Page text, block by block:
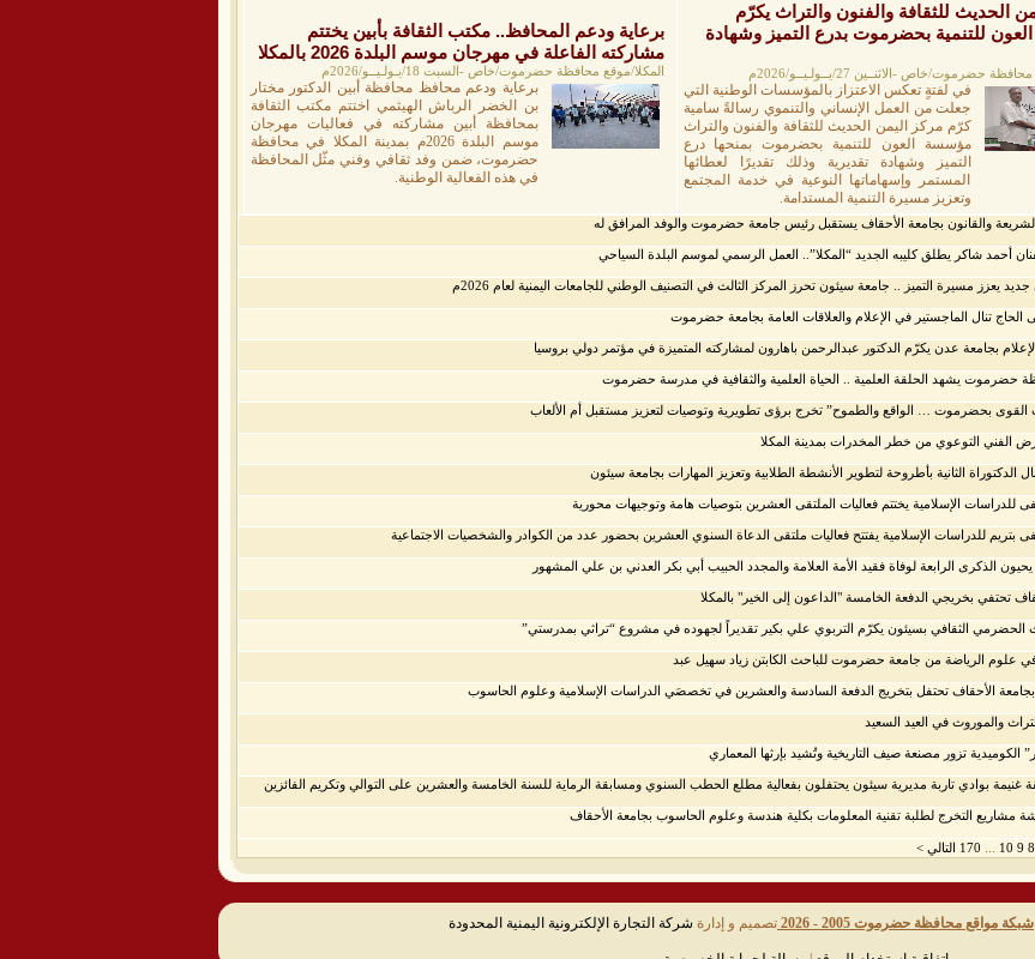
الحديث للثقافة والفنون والتراث يكرّم
للتنمية بحضرموت بدرع التميز وشهادة
حضرموت/خاص -الاثنــين 27/يــولـيــو/2026م
في لفتةٍ تعكس الاعتزاز بالمؤسسات الوطنية التي
جعلت من العمل الإنساني والتنموي رسالةً سامية
كرّم مركز اليمن الحديث للثقافة والفنون والتراث
مؤسسة العون للتنمية بحضرموت بمنحها درع
التميز وشهادة تقديرية وذلك تقديرًا لعطائها
المستمر وإسهاماتها النوعية في خدمة المجتمع
وتعزيز مسيرة التنمية المستدامة.
برعاية ودعم المحافظ.. مكتب الثقافة بأبين يختتم
مشاركته الفاعلة في مهرجان موسم البلدة 2026 بالمكلا
المكلا/موقع محافظة حضرموت/خاص -السبت 18/يـولـيــو/2026م
برعاية ودعم محافظ محافظة أبين الدكتور مختار
بن الخضر الرباش الهيثمي اختتم مكتب الثقافة
بمحافظة أبين مشاركته في فعاليات مهرجان
موسم البلدة 2026م بمدينة المكلا في محافظة
حضرموت، ضمن وفد ثقافي وفني مثّل المحافظة
في هذه الفعالية الوطنية.
والقانون بجامعة الأحقاف يستقبل رئيس جامعة حضرموت والوفد المرافق له
أحمد شاكر يطلق كليبه الجديد “المكلا”.. العمل الرسمي لموسم البلدة السياحي
يعزز مسيرة التميز .. جامعة سيئون تحرز المركز الثالث في التصنيف الوطني للجامعات اليمنية لعام 2026م
الحاج تنال الماجستير في الإعلام والعلاقات العامة بجامعة حضرموت
بجامعة عدن يكرّم الدكتور عبدالرحمن باهارون لمشاركته المتميزة في مؤتمر دولي بروسيا
حضرموت يشهد الحلقة العلمية .. الحياة العلمية والثقافية في مدرسة حضرموت
القوى بحضرموت … الواقع والطموح” تخرج برؤى تطويرية وتوصيات لتعزيز مستقبل أم الألعاب
الفني التوعوي من خطر المخدرات بمدينة المكلا
الدكتوراة الثانية بأطروحة لتطوير الأنشطة الطلابية وتعزيز المهارات بجامعة سيئون
للدراسات الإسلامية يختتم فعاليات الملتقى العشرين بتوصيات هامة وتوجيهات محورية
بتريم للدراسات الإسلامية يفتتح فعاليات ملتقى الدعاة السنوي العشرين بحضور عدد من الكوادر والشخصيات الاجتماعية
الذكرى الرابعة لوفاة فقيد الأمة العلامة والمجدد الحبيب أبي بكر العدني بن علي المشهور
تحتفي بخريجي الدفعة الخامسة "الداعون إلى الخير" بالمكلا
الحضرمي الثقافي بسيئون يكرّم التربوي علي بكير تقديراً لجهوده في مشروع “تراثي بمدرستي”
في علوم الرياضة من جامعة حضرموت للباحث الكابتن زياد سهيل عبد
بجامعة الأحقاف تحتفل بتخريج الدفعة السادسة والعشرين في تخصصَي الدراسات الإسلامية وعلوم الحاسوب
والموروث في العيد السعيد
الكوميدية تزور مصنعة صيف التاريخية وتُشيد بإرثها المعماري
غنيمة بوادي تاربة مديرية سيئون يحتفلون بفعالية مطلع الحطب السنوي ومسابقة الرماية للسنة الخامسة والعشرين على التوالي وتكريم الفائزين
مشاريع التخرج لطلبة تقنية المعلومات بكلية هندسة وعلوم الحاسوب بجامعة الأحقاف
8
9
10
...
170 التالي >
شبكة مواقع محافظة حضرموت 2005 - 2026 تصميم و إدارة شركة التجارة الإلكترونية اليمنية المحدودة